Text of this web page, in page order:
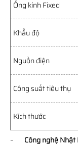
Ống kính Fixed
Khẩu độ
Nguồn điện
Công suất tiêu thụ
Kích thước
– Công nghệ